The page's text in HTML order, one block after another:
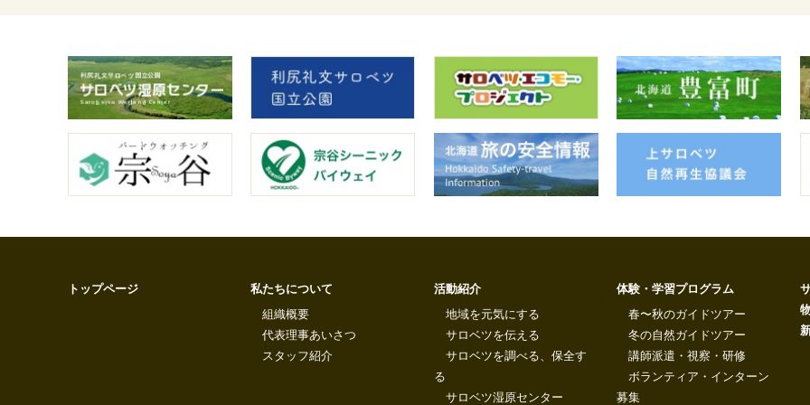
トップページ
私たちについて
組織概要
代表理事あいさつ
スタッフ紹介
活動紹介
地域を元気にする
サロベツを伝える
サロベツを調べる、保全す
る
サロベツ湿原センター
体験・学習プログラム
春〜秋のガイドツアー
冬の自然ガイドツアー
講師派遣・視察・研修
ボランティア・インターン
募集